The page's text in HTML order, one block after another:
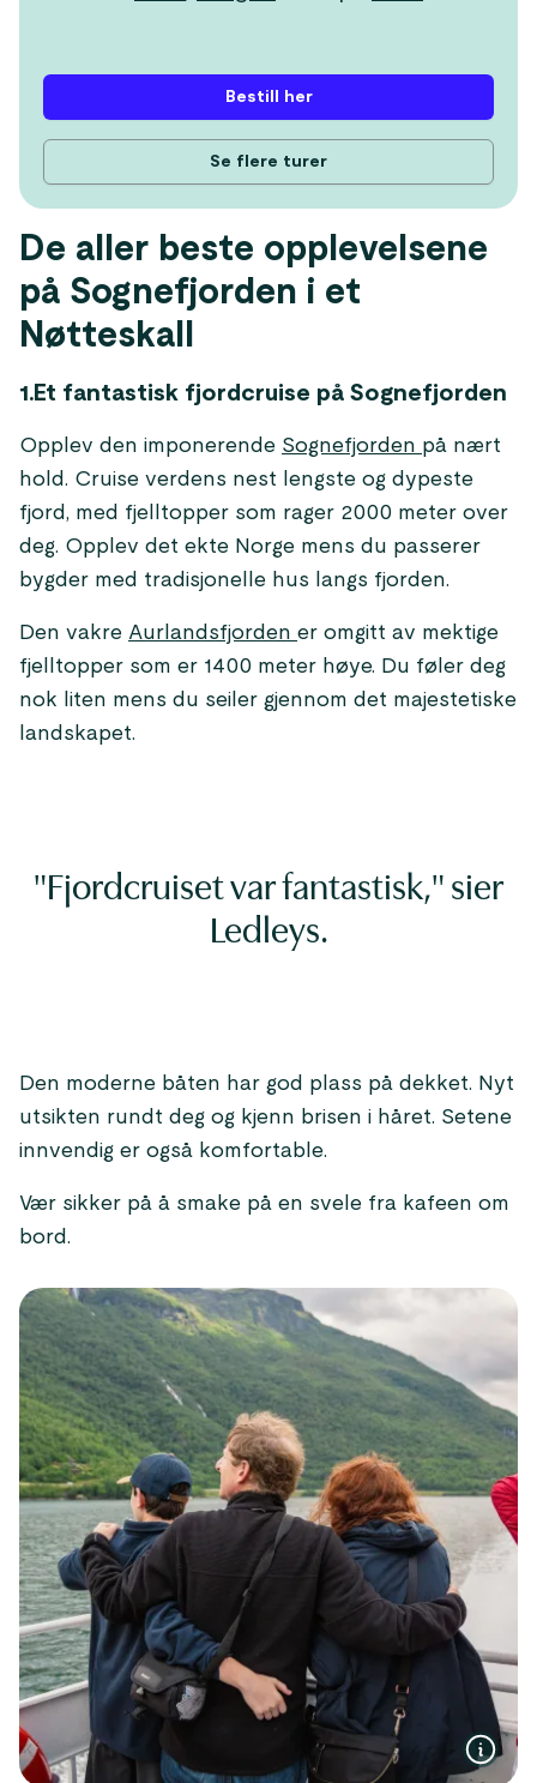
Bestill her
Se flere turer
De aller beste opplevelsene
på Sognefjorden i et
Nøtteskall
1.Et fantastisk fjordcruise på Sognefjorden
Opplev den imponerende Sognefjorden på nært
hold. Cruise verdens nest lengste og dypeste
fjord, med fjelltopper som rager 2000 meter over
deg. Opplev det ekte Norge mens du passerer
bygder med tradisjonelle hus langs fjorden.
Den vakre Aurlandsfjorden er omgitt av mektige
fjelltopper som er 1400 meter høye. Du føler deg
nok liten mens du seiler gjennom det majestetiske
landskapet.
"Fjordcruiset var fantastisk," sier
Ledleys.
Den moderne båten har god plass på dekket. Nyt
utsikten rundt deg og kjenn brisen i håret. Setene
innvendig er også komfortable.
Vær sikker på å smake på en svele fra kafeen om
bord.